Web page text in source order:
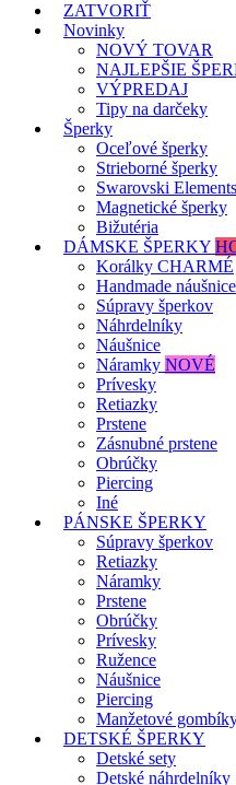
ZATVORIŤ
Novinky
NOVÝ TOVAR
NAJLEPŠIE
VÝPREDAJ
Tipy na darčeky
Šperky
Oceľové šperky
Strieborné šperky
Swarovski Elements
Magnetické šperky
Bižutéria
DÁMSKE ŠPERKY
Korálky CHARMÉ
Handmade
Súpravy šperkov
Náhrdelníky
Náušnice
Náramky NOVÉ
Prívesky
Retiazky
Prstene
Zásnubné prstene
Obrúčky
Piercing
Iné
PÁNSKE ŠPERKY
Súpravy šperkov
Retiazky
Náramky
Prstene
Obrúčky
Prívesky
Ružence
Náušnice
Piercing
Manžetové
DETSKÉ ŠPERKY
Detské sety
Detské náhrdelníky